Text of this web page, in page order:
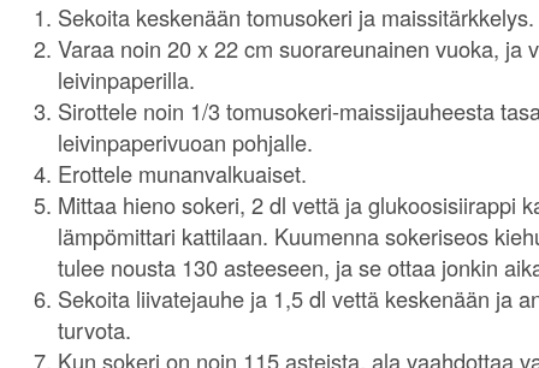
Sekoita keskenään tomusokeri ja
Varaa noin 20 x 22 cm suorareunainen vuoka, ja
leivinpaperilla.
Sirottele noin 1/3 tomusokeri-maissijauheesta
leivinpaperivuoan pohjalle.
Erottele munanvalkuaiset.
Mittaa hieno sokeri, 2 dl vettä ja glukoosisiirappi
lämpömittari kattilaan. Kuumenna sokeriseos
tulee nousta 130 asteeseen, ja se ottaa jonkin
Sekoita liivatejauhe ja 1,5 dl vettä keskenään ja
turvota.
Kun sokeri on noin 115 asteista, ala vaahdottaa